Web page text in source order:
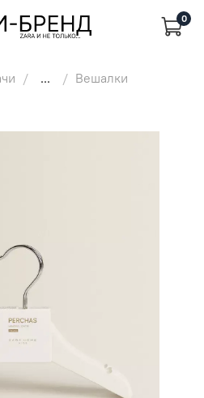
0
... Вешалки